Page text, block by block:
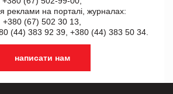
реклами на порталі, журналах:
+380 (67) 502 30 13,
(44) 383 92 39, +380 (44) 383 50 34.
написати нам